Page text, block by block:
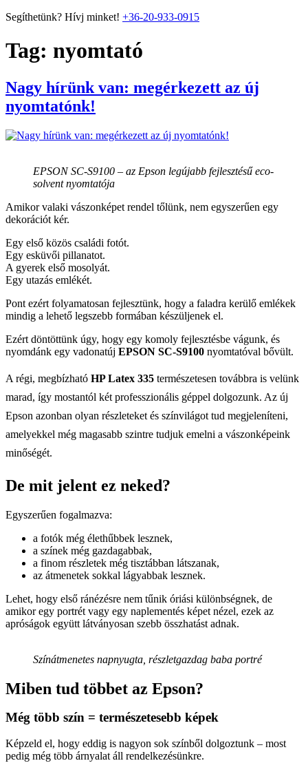
Segíthetünk? Hívj minket! +36-20-933-0915
Tag: nyomtató
Nagy hírünk van: megérkezett az új
nyomtatónk!
EPSON SC-S9100 – az Epson legújabb fejlesztésű eco-
solvent nyomtatója
Amikor valaki vászonképet rendel tőlünk, nem egyszerűen egy
dekorációt kér.
Egy első közös családi fotót.
Egy esküvői pillanatot.
A gyerek első mosolyát.
Egy utazás emlékét.
Pont ezért folyamatosan fejlesztünk, hogy a faladra kerülő emlékek
mindig a lehető legszebb formában készüljenek el.
Ezért döntöttünk úgy, hogy egy komoly fejlesztésbe vágunk, és
nyomdánk egy vadonatúj EPSON SC-S9100 nyomtatóval bővült.
A régi, megbízható HP Latex 335 természetesen továbbra is velünk
marad, így mostantól két professzionális géppel dolgozunk. Az új
Epson azonban olyan részleteket és színvilágot tud megjeleníteni,
amelyekkel még magasabb szintre tudjuk emelni a vászonképeink
minőségét.
De mit jelent ez neked?
Egyszerűen fogalmazva:
a fotók még élethűbbek lesznek,
a színek még gazdagabbak,
a finom részletek még tisztábban látszanak,
az átmenetek sokkal lágyabbak lesznek.
Lehet, hogy első ránézésre nem tűnik óriási különbségnek, de
amikor egy portrét vagy egy naplementés képet nézel, ezek az
apróságok együtt látványosan szebb összhatást adnak.
Színátmenetes napnyugta, részletgazdag baba portré
Miben tud többet az Epson?
Még több szín = természetesebb képek
Képzeld el, hogy eddig is nagyon sok színből dolgoztunk – most
pedig még több árnyalat áll rendelkezésünkre.